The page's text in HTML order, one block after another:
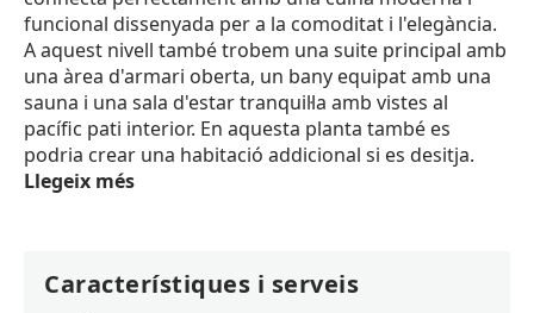
funcional dissenyada per a la comoditat i l'elegància.
A aquest nivell també trobem una suite principal amb
una àrea d'armari oberta, un bany equipat amb una
sauna i una sala d'estar tranquil·la amb vistes al
pacífic pati interior. En aquesta planta també es
podria crear una habitació addicional si es desitja.
Llegeix més
Característiques i serveis